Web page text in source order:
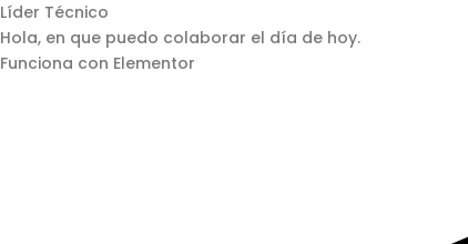
Líder Técnico
Hola, en que puedo colaborar el día de hoy.
Funciona con Elementor